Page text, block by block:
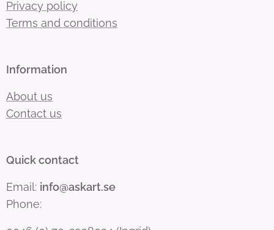
Privacy policy
Terms and conditions
Information
About us
Contact us
Quick contact
Email: info@askart.se
Phone: